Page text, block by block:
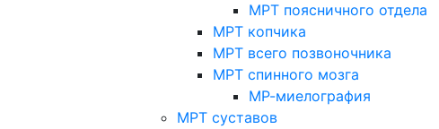
МРТ поясничного отдела
МРТ копчика
МРТ всего позвоночника
МРТ спинного мозга
МР-миелография
МРТ суставов